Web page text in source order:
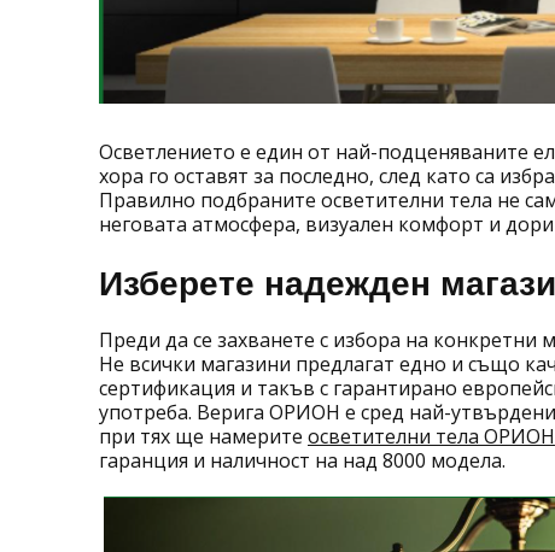
Осветлението е един от най-подценяваните
хора го оставят за последно, след като са
Правилно подбраните осветителни тела не
неговата атмосфера, визуален комфорт и
Изберете надежден
Преди да се захванете с избора на
Не всички магазини предлагат едно и също
сертификация и такъв с гарантирано
употреба. Верига ОРИОН е сред най-
при тях ще намерите осветителни тела ОРИОН
гаранция и наличност на над 8000 модела.